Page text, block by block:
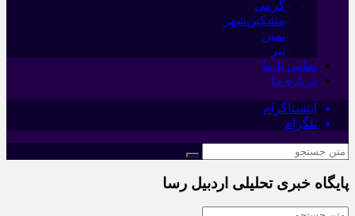
گرمی
مشکین‌شهر
نمین
نیر
تماس با ما
درباره ما
اینستاگرام
تلگرام
پایگاه خبری تحلیلی اردبیل رسا